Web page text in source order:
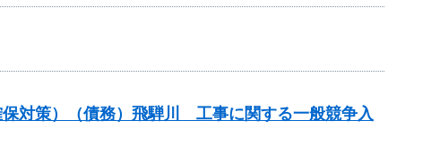
対策）（債務）飛騨川 工事に関する一般競争入